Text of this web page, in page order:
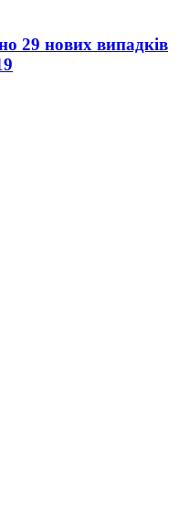
29 нових випадків